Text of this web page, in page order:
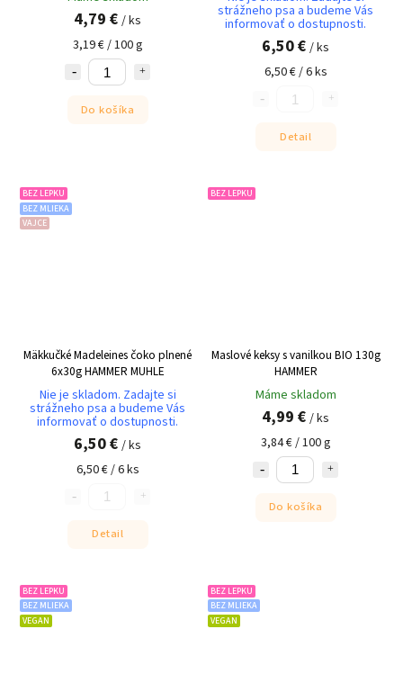
4,79 € / ks
3,19 € / 100 g
Do košíka
strážneho psa a budeme Vás
informovať o dostupnosti.
6,50 € / ks
6,50 € / 6 ks
Detail
BEZ LEPKU
BEZ MLIEKA
VAJCE
Mäkkučké Madeleines čoko plnené
6x30g HAMMER MUHLE
Nie je skladom. Zadajte si
strážneho psa a budeme Vás
informovať o dostupnosti.
6,50 € / ks
6,50 € / 6 ks
Detail
BEZ LEPKU
Maslové keksy s vanilkou BIO 130g
HAMMER
Máme skladom
4,99 € / ks
3,84 € / 100 g
Do košíka
BEZ LEPKU
BEZ MLIEKA
VEGAN
BEZ LEPKU
BEZ MLIEKA
VEGAN